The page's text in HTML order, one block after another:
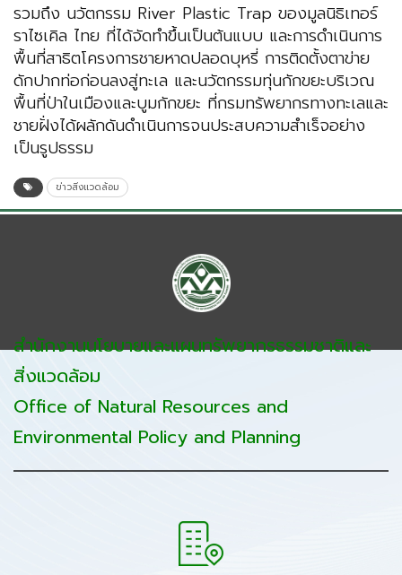
รวมถึง นวัตกรรม River Plastic Trap ของมูลนิธิเทอร์
ราไซเคิล ไทย ที่ได้จัดทำขึ้นเป็นต้นแบบ และการดำเนินการ
พื้นที่สาธิตโครงการชายหาดปลอดบุหรี่ การติดตั้งตาข่าย
ดักปากท่อก่อนลงสู่ทะเล และนวัตกรรมทุ่นกักขยะบริเวณ
พื้นที่ป่าในเมืองและบูมกักขยะ ที่กรมทรัพยากรทางทะเลและ
ชายฝั่งได้ผลักดันดำเนินการจนประสบความสำเร็จอย่าง
เป็นรูปธรรม
ข่าวสิ่งแวดล้อม
สำนักงานนโยบายและแผนทรัพยากรธรรมชาติและ
สิ่งแวดล้อม
Office of Natural Resources and
Environmental Policy and Planning